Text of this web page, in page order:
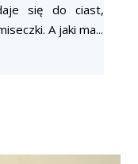
się do ciast,
A jaki ma...